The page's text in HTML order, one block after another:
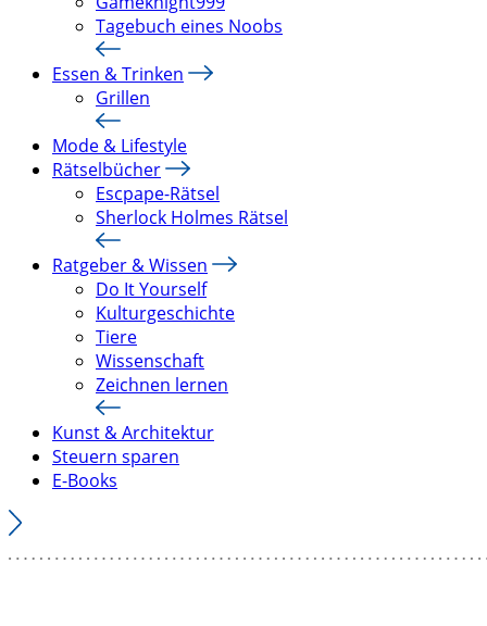
Tagebuch eines Noobs
Essen & Trinken
Grillen
Mode & Lifestyle
Rätselbücher
Escpape-Rätsel
Sherlock Holmes Rätsel
Ratgeber & Wissen
Do It Yourself
Kulturgeschichte
Tiere
Wissenschaft
Zeichnen lernen
Kunst & Architektur
Steuern sparen
E-Books